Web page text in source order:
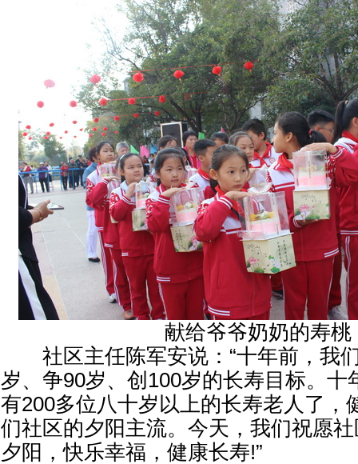
献给爷爷奶奶的寿桃
社区主任陈军安说：“十年前，我
岁、争90岁、创100岁的长寿目标。十
有200多位八十岁以上的长寿老人了，
们社区的夕阳主流。今天，我们祝愿
夕阳，快乐幸福，健康长寿!”